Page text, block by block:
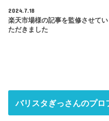
2024.7.18
楽天市場様の記事を監修させてい
ただきました
バリスタぎっさんのプロ